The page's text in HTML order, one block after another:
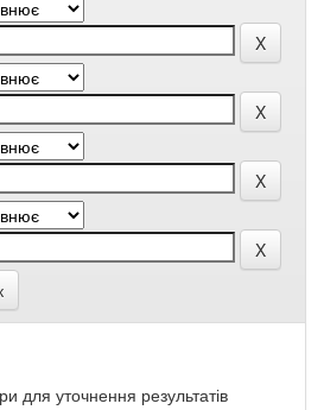
для уточнення результатів